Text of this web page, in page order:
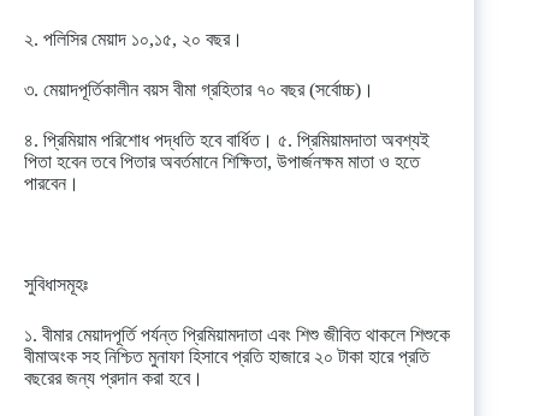
২. পলিসির মেয়াদ ১০,১৫, ২০ বছর।
৩. মেয়াদপূর্তিকালীন বয়স বীমা গ্রহিতার ৭০ বছর (সর্বোচ্চ)।
৪. প্রিমিয়াম পরিশোধ পদ্ধতি হবে বার্ধিত। ৫. প্রিমিয়ামদাতা অবশ্যই
পিতা হবেন তবে পিতার অবর্তমানে শিক্ষিতা, উপার্জনক্ষম মাতা ও হতে
পারবেন।
সুবিধাসমূহঃ
১. বীমার মেয়াদপূর্তি পর্যন্ত প্রিমিয়ামদাতা এবং শিশু জীবিত থাকলে শিশুকে
বীমাঅংক সহ নিশ্চিত মুনাফা হিসাবে প্রতি হাজারে ২০ টাকা হারে প্রতি
বছরের জন্য প্রদান করা হবে।